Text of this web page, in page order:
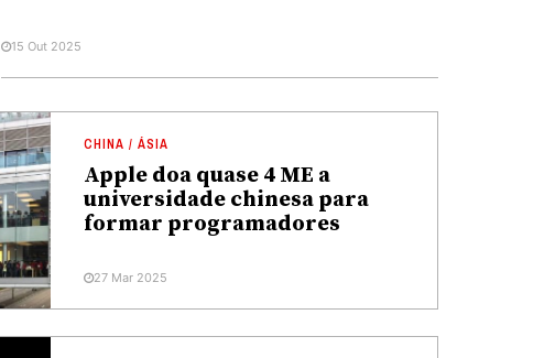
15 Out 2025
CHINA / ÁSIA
Apple doa quase 4 ME a
universidade chinesa para
formar programadores
27 Mar 2025